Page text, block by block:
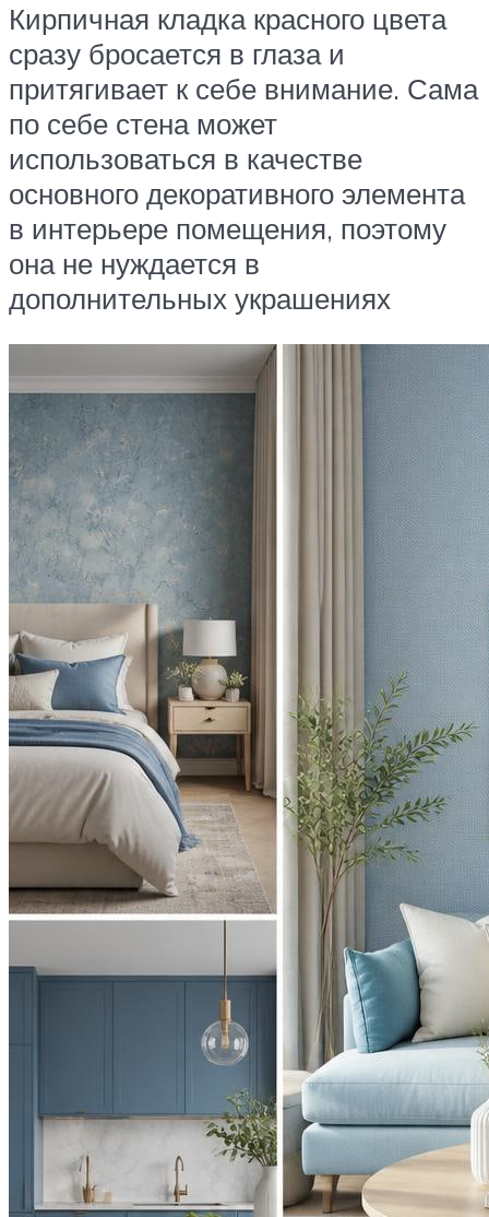
Кирпичная кладка красного цвета
сразу бросается в глаза и
притягивает к себе внимание. Сама
по себе стена может
использоваться в качестве
основного декоративного элемента
в интерьере помещения, поэтому
она не нуждается в
дополнительных украшениях